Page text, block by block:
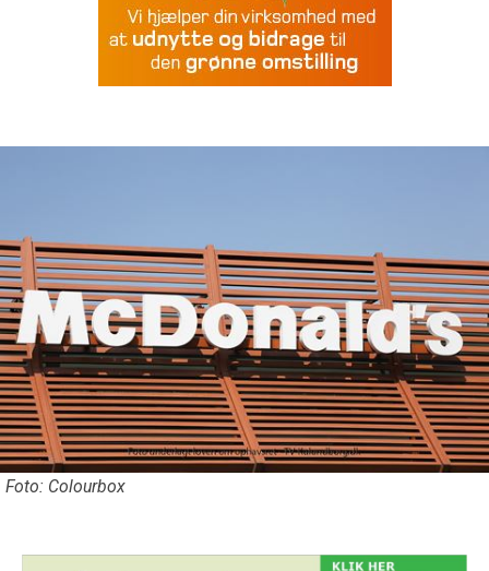
Foto: Colourbox